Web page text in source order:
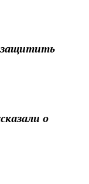
защитить
о